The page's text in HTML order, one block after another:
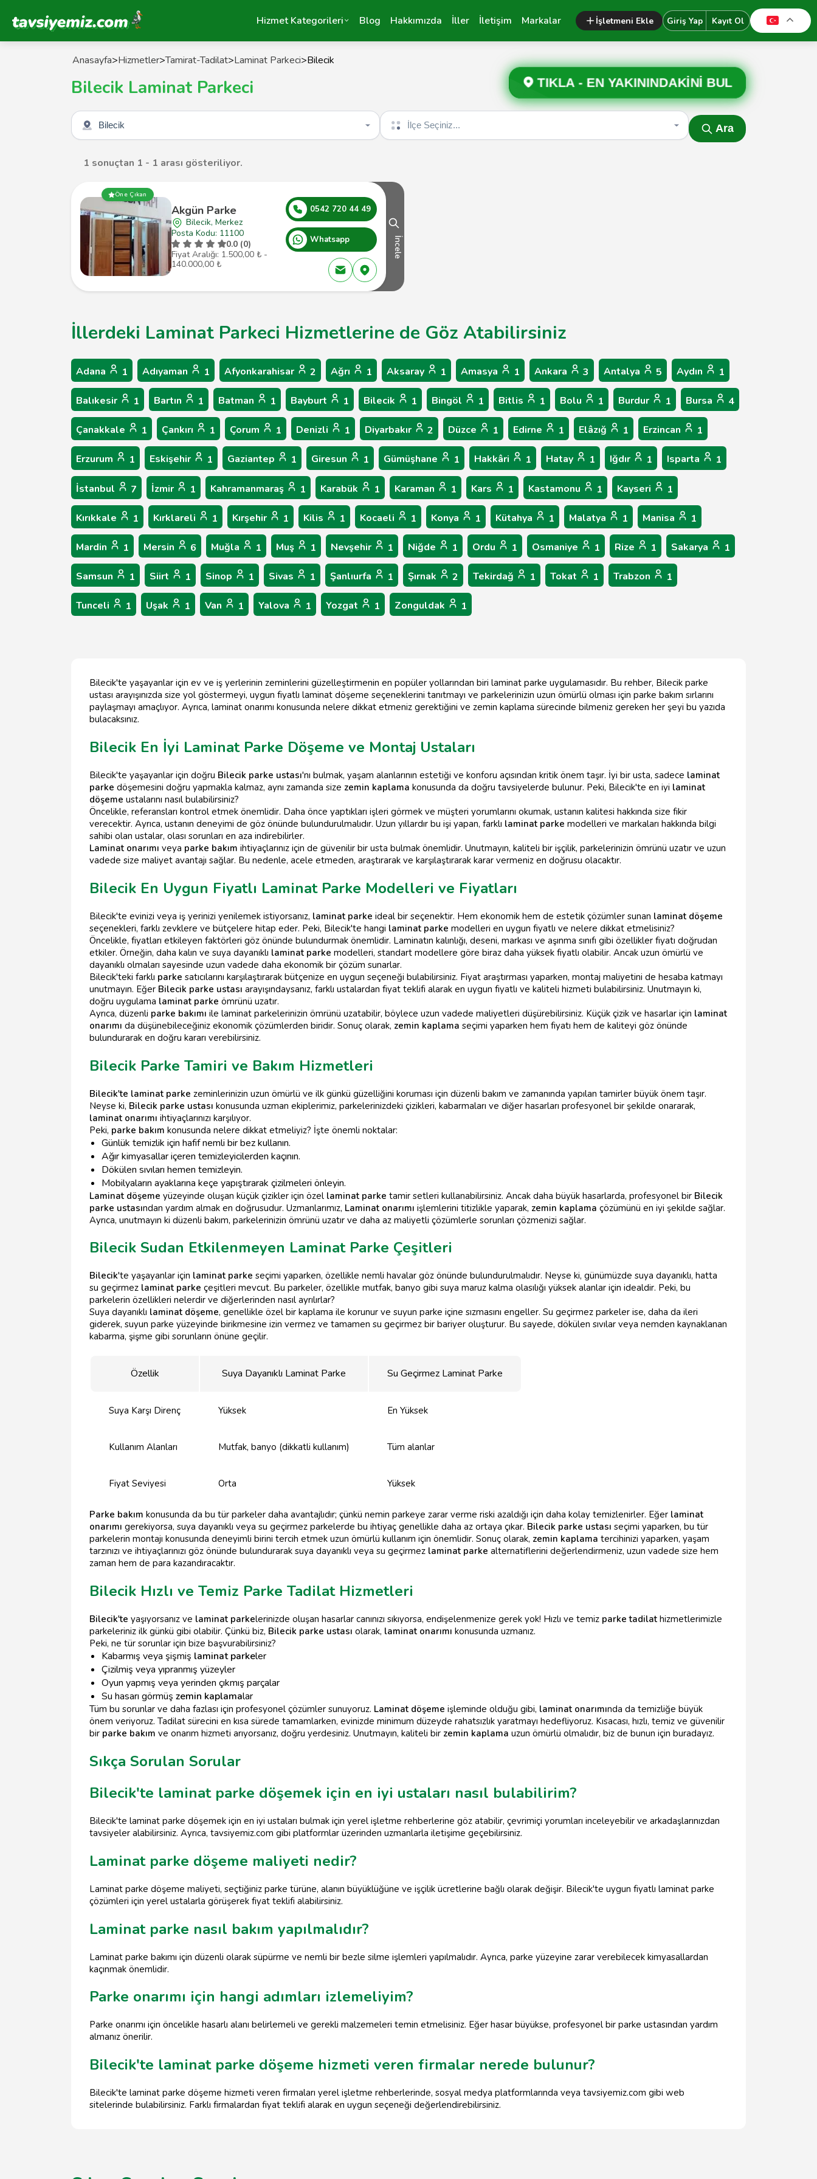
Tavsiyemiz Anasayfa Hizmet Kategorileri Blog Hakkımızda İller İletişim Markalar İşletmeni Ekle Giriş Yap Kayıt Ol
Anasayfa>Hizmetler>Tamirat-Tadilat>Laminat Parkeci>Bilecik
Bilecik Laminat Parkeci TIKLA - EN YAKININDAKİNİ BUL
Şehir seçin İlçe seçin
Ara
1 sonuçtan 1 - 1 arası gösteriliyor.
Öne Çıkan
Akgün Parke
Bilecik, Merkez
Posta Kodu: 11100
0.0 (0)
Fiyat Aralığı: 1.500,00 ₺ -
140.000,00 ₺
0542 720 44 49
Whatsapp İncele
İllerdeki Laminat Parkeci Hizmetlerine de Göz Atabilirsiniz
Adana 1 Adıyaman 1 Afyonkarahisar 2 Ağrı 1 Aksaray 1 Amasya 1 Ankara 3 Antalya 5 Aydın 1
Balıkesir 1 Bartın 1 Batman 1 Bayburt 1 Bilecik 1 Bingöl 1 Bitlis 1 Bolu 1 Burdur 1 Bursa 4
Çanakkale 1 Çankırı 1 Çorum 1 Denizli 1 Diyarbakır 2 Düzce 1 Edirne 1 Elâzığ 1 Erzincan 1
Erzurum 1 Eskişehir 1 Gaziantep 1 Giresun 1 Gümüşhane 1 Hakkâri 1 Hatay 1 Iğdır 1 Isparta 1
İstanbul 7 İzmir 1 Kahramanmaraş 1 Karabük 1 Karaman 1 Kars 1 Kastamonu 1 Kayseri 1
Kırıkkale 1 Kırklareli 1 Kırşehir 1 Kilis 1 Kocaeli 1 Konya 1 Kütahya 1 Malatya 1 Manisa 1
Mardin 1 Mersin 6 Muğla 1 Muş 1 Nevşehir 1 Niğde 1 Ordu 1 Osmaniye 1 Rize 1 Sakarya 1
Samsun 1 Siirt 1 Sinop 1 Sivas 1 Şanlıurfa 1 Şırnak 2 Tekirdağ 1 Tokat 1 Trabzon 1
Tunceli 1 Uşak 1 Van 1 Yalova 1 Yozgat 1 Zonguldak 1
Bilecik'te yaşayanlar için ev ve iş yerlerinin zeminlerini güzelleştirmenin en popüler yollarından biri laminat parke uygulamasıdır. Bu rehber, Bilecik parke
ustası arayışınızda size yol göstermeyi, uygun fiyatlı laminat döşeme seçeneklerini tanıtmayı ve parkelerinizin uzun ömürlü olması için parke bakım sırlarını
paylaşmayı amaçlıyor. Ayrıca, laminat onarımı konusunda nelere dikkat etmeniz gerektiğini ve zemin kaplama sürecinde bilmeniz gereken her şeyi bu yazıda
bulacaksınız.
Bilecik En İyi Laminat Parke Döşeme ve Montaj Ustaları
Bilecik'te yaşayanlar için doğru Bilecik parke ustası'nı bulmak, yaşam alanlarının estetiği ve konforu açısından kritik önem taşır. İyi bir usta, sadece laminat
parke döşemesini doğru yapmakla kalmaz, aynı zamanda size zemin kaplama konusunda da doğru tavsiyelerde bulunur. Peki, Bilecik'te en iyi laminat
döşeme ustalarını nasıl bulabilirsiniz?
Öncelikle, referansları kontrol etmek önemlidir. Daha önce yaptıkları işleri görmek ve müşteri yorumlarını okumak, ustanın kalitesi hakkında size fikir
verecektir. Ayrıca, ustanın deneyimi de göz önünde bulundurulmalıdır. Uzun yıllardır bu işi yapan, farklı laminat parke modelleri ve markaları hakkında bilgi
sahibi olan ustalar, olası sorunları en aza indirebilirler.
Laminat onarımı veya parke bakım ihtiyaçlarınız için de güvenilir bir usta bulmak önemlidir. Unutmayın, kaliteli bir işçilik, parkelerinizin ömrünü uzatır ve uzun
vadede size maliyet avantajı sağlar. Bu nedenle, acele etmeden, araştırarak ve karşılaştırarak karar vermeniz en doğrusu olacaktır.
Bilecik En Uygun Fiyatlı Laminat Parke Modelleri ve Fiyatları
Bilecik'te evinizi veya iş yerinizi yenilemek istiyorsanız, laminat parke ideal bir seçenektir. Hem ekonomik hem de estetik çözümler sunan laminat döşeme
seçenekleri, farklı zevklere ve bütçelere hitap eder. Peki, Bilecik'te hangi laminat parke modelleri en uygun fiyatlı ve nelere dikkat etmelisiniz?
Öncelikle, fiyatları etkileyen faktörleri göz önünde bulundurmak önemlidir. Laminatın kalınlığı, deseni, markası ve aşınma sınıfı gibi özellikler fiyatı doğrudan
etkiler. Örneğin, daha kalın ve suya dayanıklı laminat parke modelleri, standart modellere göre biraz daha yüksek fiyatlı olabilir. Ancak uzun ömürlü ve
dayanıklı olmaları sayesinde uzun vadede daha ekonomik bir çözüm sunarlar.
Bilecik'teki farklı parke satıcılarını karşılaştırarak bütçenize en uygun seçeneği bulabilirsiniz. Fiyat araştırması yaparken, montaj maliyetini de hesaba katmayı
unutmayın. Eğer Bilecik parke ustası arayışındaysanız, farklı ustalardan fiyat teklifi alarak en uygun fiyatlı ve kaliteli hizmeti bulabilirsiniz. Unutmayın ki,
doğru uygulama laminat parke ömrünü uzatır.
Ayrıca, düzenli parke bakımı ile laminat parkelerinizin ömrünü uzatabilir, böylece uzun vadede maliyetleri düşürebilirsiniz. Küçük çizik ve hasarlar için laminat
onarımı da düşünebileceğiniz ekonomik çözümlerden biridir. Sonuç olarak, zemin kaplama seçimi yaparken hem fiyatı hem de kaliteyi göz önünde
bulundurarak en doğru kararı verebilirsiniz.
Bilecik Parke Tamiri ve Bakım Hizmetleri
Bilecik'te laminat parke zeminlerinizin uzun ömürlü ve ilk günkü güzelliğini koruması için düzenli bakım ve zamanında yapılan tamirler büyük önem taşır.
Neyse ki, Bilecik parke ustası konusunda uzman ekiplerimiz, parkelerinizdeki çizikleri, kabarmaları ve diğer hasarları profesyonel bir şekilde onararak,
laminat onarımı ihtiyaçlarınızı karşılıyor.
Peki, parke bakım konusunda nelere dikkat etmeliyiz? İşte önemli noktalar:
Günlük temizlik için hafif nemli bir bez kullanın.
Ağır kimyasallar içeren temizleyicilerden kaçının.
Dökülen sıvıları hemen temizleyin.
Mobilyaların ayaklarına keçe yapıştırarak çizilmeleri önleyin.
Laminat döşeme yüzeyinde oluşan küçük çizikler için özel laminat parke tamir setleri kullanabilirsiniz. Ancak daha büyük hasarlarda, profesyonel bir Bilecik
parke ustasından yardım almak en doğrusudur. Uzmanlarımız, Laminat onarımı işlemlerini titizlikle yaparak, zemin kaplama çözümünü en iyi şekilde sağlar.
Ayrıca, unutmayın ki düzenli bakım, parkelerinizin ömrünü uzatır ve daha az maliyetli çözümlerle sorunları çözmenizi sağlar.
Bilecik Sudan Etkilenmeyen Laminat Parke Çeşitleri
Bilecik'te yaşayanlar için laminat parke seçimi yaparken, özellikle nemli havalar göz önünde bulundurulmalıdır. Neyse ki, günümüzde suya dayanıklı, hatta
su geçirmez laminat parke çeşitleri mevcut. Bu parkeler, özellikle mutfak, banyo gibi suya maruz kalma olasılığı yüksek alanlar için idealdir. Peki, bu
parkelerin özellikleri nelerdir ve diğerlerinden nasıl ayrılırlar?
Suya dayanıklı laminat döşeme, genellikle özel bir kaplama ile korunur ve suyun parke içine sızmasını engeller. Su geçirmez parkeler ise, daha da ileri
giderek, suyun parke yüzeyinde birikmesine izin vermez ve tamamen su geçirmez bir bariyer oluşturur. Bu sayede, dökülen sıvılar veya nemden kaynaklanan
kabarma, şişme gibi sorunların önüne geçilir.
Özellik Suya Dayanıklı Laminat Parke Su Geçirmez Laminat Parke
Suya Karşı Direnç Yüksek En Yüksek
Kullanım Alanları Mutfak, banyo (dikkatli kullanım) Tüm alanlar
Fiyat Seviyesi Orta Yüksek
Parke bakım konusunda da bu tür parkeler daha avantajlıdır; çünkü nemin parkeye zarar verme riski azaldığı için daha kolay temizlenirler. Eğer laminat
onarımı gerekiyorsa, suya dayanıklı veya su geçirmez parkelerde bu ihtiyaç genellikle daha az ortaya çıkar. Bilecik parke ustası seçimi yaparken, bu tür
parkelerin montajı konusunda deneyimli birini tercih etmek uzun ömürlü kullanım için önemlidir. Sonuç olarak, zemin kaplama tercihinizi yaparken, yaşam
tarzınızı ve ihtiyaçlarınızı göz önünde bulundurarak suya dayanıklı veya su geçirmez laminat parke alternatiflerini değerlendirmeniz, uzun vadede size hem
zaman hem de para kazandıracaktır.
Bilecik Hızlı ve Temiz Parke Tadilat Hizmetleri
Bilecik'te yaşıyorsanız ve laminat parkelerinizde oluşan hasarlar canınızı sıkıyorsa, endişelenmenize gerek yok! Hızlı ve temiz parke tadilat hizmetlerimizle
parkeleriniz ilk günkü gibi olabilir. Çünkü biz, Bilecik parke ustası olarak, laminat onarımı konusunda uzmanız.
Peki, ne tür sorunlar için bize başvurabilirsiniz?
Kabarmış veya şişmiş laminat parkeler
Çizilmiş veya yıpranmış yüzeyler
Oyun yapmış veya yerinden çıkmış parçalar
Su hasarı görmüş zemin kaplamalar
Tüm bu sorunlar ve daha fazlası için profesyonel çözümler sunuyoruz. Laminat döşeme işleminde olduğu gibi, laminat onarımında da temizliğe büyük
önem veriyoruz. Tadilat sürecini en kısa sürede tamamlarken, evinizde minimum düzeyde rahatsızlık yaratmayı hedefliyoruz. Kısacası, hızlı, temiz ve güvenilir
bir parke bakım ve onarım hizmeti arıyorsanız, doğru yerdesiniz. Unutmayın, kaliteli bir zemin kaplama uzun ömürlü olmalıdır, biz de bunun için buradayız.
Sıkça Sorulan Sorular
Bilecik'te laminat parke döşemek için en iyi ustaları nasıl bulabilirim?
Bilecik'te laminat parke döşemek için en iyi ustaları bulmak için yerel işletme rehberlerine göz atabilir, çevrimiçi yorumları inceleyebilir ve arkadaşlarınızdan
tavsiyeler alabilirsiniz. Ayrıca, tavsiyemiz.com gibi platformlar üzerinden uzmanlarla iletişime geçebilirsiniz.
Laminat parke döşeme maliyeti nedir?
Laminat parke döşeme maliyeti, seçtiğiniz parke türüne, alanın büyüklüğüne ve işçilik ücretlerine bağlı olarak değişir. Bilecik'te uygun fiyatlı laminat parke
çözümleri için yerel ustalarla görüşerek fiyat teklifi alabilirsiniz.
Laminat parke nasıl bakım yapılmalıdır?
Laminat parke bakımı için düzenli olarak süpürme ve nemli bir bezle silme işlemleri yapılmalıdır. Ayrıca, parke yüzeyine zarar verebilecek kimyasallardan
kaçınmak önemlidir.
Parke onarımı için hangi adımları izlemeliyim?
Parke onarımı için öncelikle hasarlı alanı belirlemeli ve gerekli malzemeleri temin etmelisiniz. Eğer hasar büyükse, profesyonel bir parke ustasından yardım
almanız önerilir.
Bilecik'te laminat parke döşeme hizmeti veren firmalar nerede bulunur?
Bilecik'te laminat parke döşeme hizmeti veren firmaları yerel işletme rehberlerinde, sosyal medya platformlarında veya tavsiyemiz.com gibi web
sitelerinde bulabilirsiniz. Farklı firmalardan fiyat teklifi alarak en uygun seçeneği değerlendirebilirsiniz.